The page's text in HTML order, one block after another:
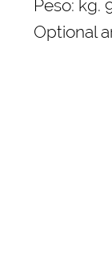
Peso: kg.
Optional